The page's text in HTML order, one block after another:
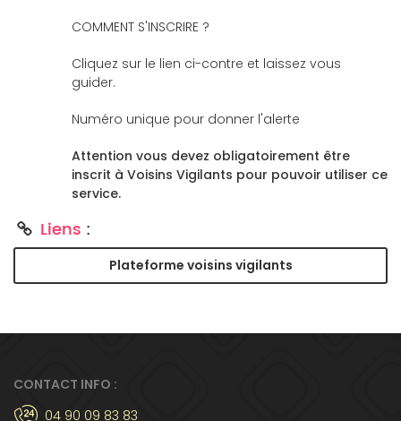
COMMENT S'INSCRIRE ?
Cliquez sur le lien ci-contre et laissez vous
guider.
Numéro unique pour donner l'alerte
Attention vous devez obligatoirement être
inscrit à Voisins Vigilants pour pouvoir utiliser ce
service.
Liens :
Plateforme voisins vigilants
CONTACT INFO :
04 90 09 83 83